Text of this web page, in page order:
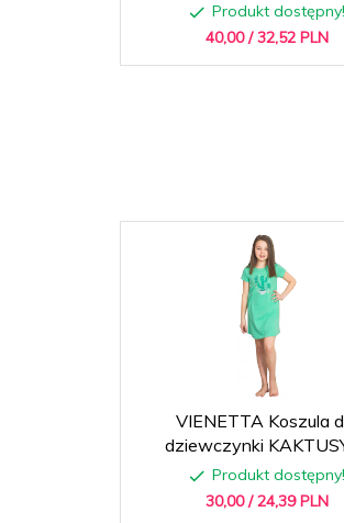
Produkt dostępny!
40,00 / 32,52 PLN
VIENETTA Koszula
dziewczynki
Produkt dostępny!
30,00 / 24,39 PLN